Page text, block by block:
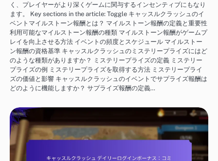
く、プレイヤーがより深くゲームに関与するインセンティブにもなり
ます。 Key sections in the article: Toggle キャッスルクラッシュのイ
ベントマイルストーン報酬とは？ マイルストーン報酬の定義と重要性
利用可能なマイルストーン報酬の種類 マイルストーン報酬がゲームプ
レイを向上させる方法 イベントの頻度とスケジュール マイルストー
ン報酬の資格基準 キャッスルクラッシュのミステリープライズにはど
のような種類がありますか？ ミステリープライズの定義 ミステリー
プライズの例 ミステリープライズを取得する方法 ミステリープライ
ズの価値と影響 キャッスルクラッシュのイベントでサプライズ報酬は
どのように機能しますか？ サプライズ報酬の定義…